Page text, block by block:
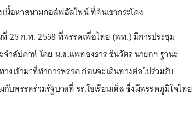
เนื้อหาสนามกอล์ฟอัลไพน์ ที่ดินเขากระโดง
ที่ 25 ก.พ. 2568 ที่พรรคเพื่อไทย (พท.) มีการประชุม
ำสัปดาห์ โดย น.ส.แพทองธาร ชินวัตร นายกฯ ฐานะ
งเข้ามาที่ทำการพรรค ก่อนจะเดินทางต่อไปร่วมรับ
กับพรรคร่วมรัฐบาลที่ รร.โอเรียนเต็ล ซึ่งมีพรรคภูมิใจไทย